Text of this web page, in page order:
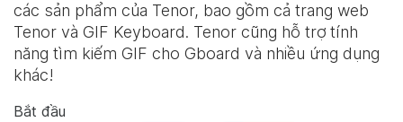
các sản phẩm của Tenor, bao gồm cả trang web
Tenor và GIF Keyboard. Tenor cũng hỗ trợ tính
năng tìm kiếm GIF cho Gboard và nhiều ứng dụng
khác!
Bắt đầu